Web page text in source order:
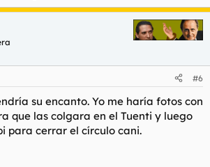
#6
su encanto. Yo me haría fotos con
que las colgara en el Tuenti y luego
para cerrar el círculo cani.